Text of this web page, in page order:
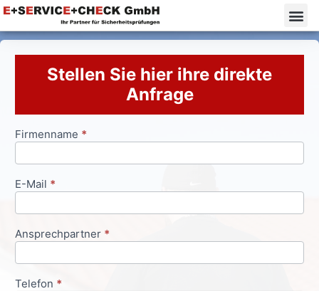
Stellen Sie hier ihre direkte
Anfrage
Anfrageformular
Firmenname *
E-Mail *
Ansprechpartner *
Telefon *